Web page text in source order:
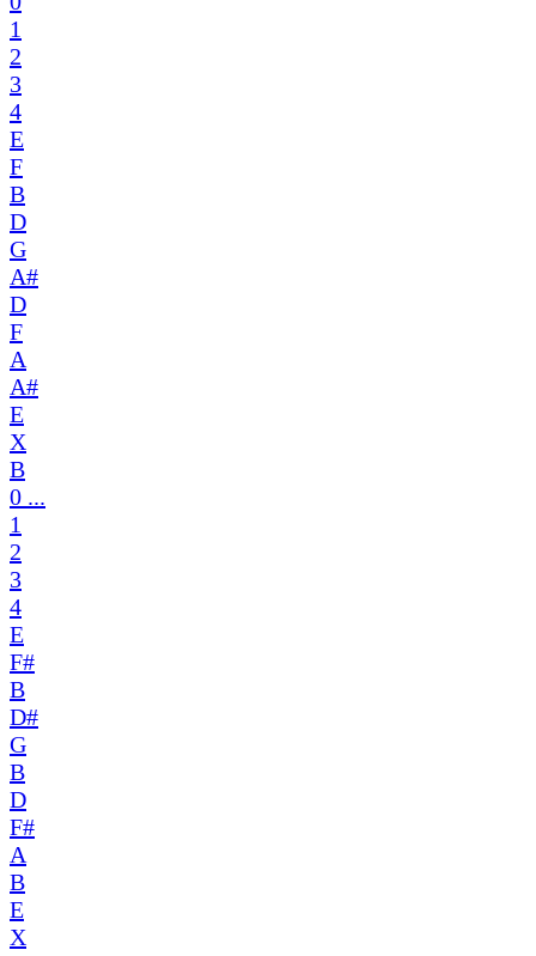
1
2
3
4
E
F
B
D
G
A#
D
F
A
A#
E
X
B
0 ...
1
2
3
4
E
F#
B
D#
G
B
D
F#
A
B
E
X